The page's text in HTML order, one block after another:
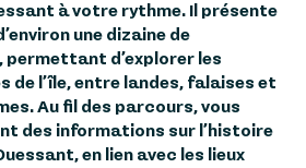
à votre rythme. Il présente
une dizaine de
permettant d’explorer les
de l’île, entre landes, falaises et
Au fil des parcours, vous
des informations sur l’histoire
en lien avec les lieux